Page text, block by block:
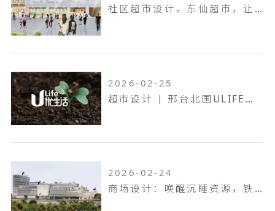
社区超市设计，东仙超市，让生活回归本真！
2026-02-25
超市设计 | 邢台北国ULIFE，共生共融，工业底色的烟火叙事！
2026-02-24
商场设计：唤醒沉睡资源，铁岭双燕天河城，狂揽 9.6 万客流